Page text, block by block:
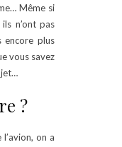
Même si
n’ont pas
encore plus
vous savez
?
on a